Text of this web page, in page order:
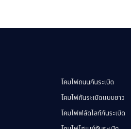
โคมไฟถนนกันระเบิด
โคมไฟกันระเบิดแบบยาว
โคมไฟฟลัดไลท์กันระเบิด